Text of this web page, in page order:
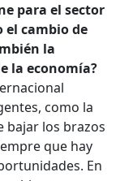
para el sector
el cambio de
la
la economía?
como la
bajar los brazos
que hay
En